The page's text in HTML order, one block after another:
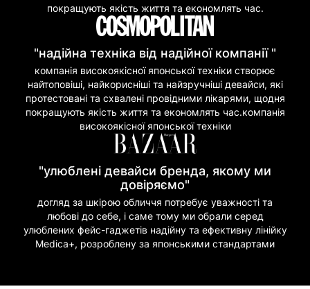
покращують якість життя та економлять час.
"надійна техніка від надійної компанії "
компанія високоякісної японської техніки створює
найтоповіші, найкорисніші та найзручніші девайси, які
протестовані та схвалені провідними лікарями, щодня
покращують якість життя та економлять час.компанія
високоякісної японської техніки
"улюблені девайси бренда, якому ми
довіряємо"
догляд за шкірою обличчя потребує уважності та
любові до себе, і саме тому ми обрали серед
улюблених фейс-гаджетів надійну та ефективну лінійку
Medica+, розроблену за японськими стандартами